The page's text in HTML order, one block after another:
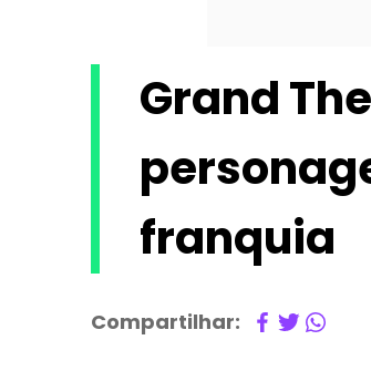
Grand
franquia
Compartilhar: